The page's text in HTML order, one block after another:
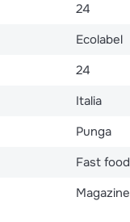
24
Ecolabel
24
Italia
Punga
Fast food
Magazine